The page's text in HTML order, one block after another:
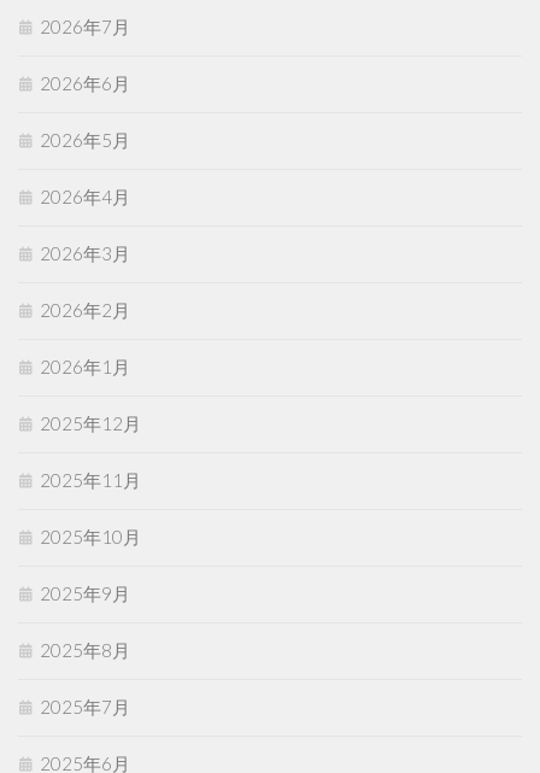
2026年7月
2026年6月
2026年5月
2026年4月
2026年3月
2026年2月
2026年1月
2025年12月
2025年11月
2025年10月
2025年9月
2025年8月
2025年7月
2025年6月